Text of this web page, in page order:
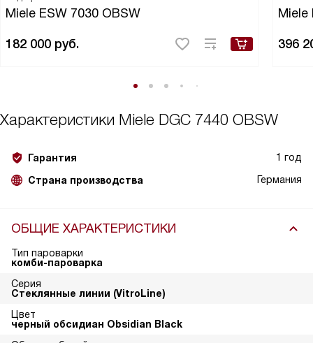
Miele ESW 7030 OBSW
182 000 руб.
Miele
396
Характеристики Miele DGC 7440 OBSW
Гарантия 1 год
Страна производства Германия
ОБЩИЕ ХАРАКТЕРИСТИКИ
Тип пароварки
комби-пароварка
Серия
Стеклянные линии (VitroLine)
Цвет
черный обсидиан Obsidian Black